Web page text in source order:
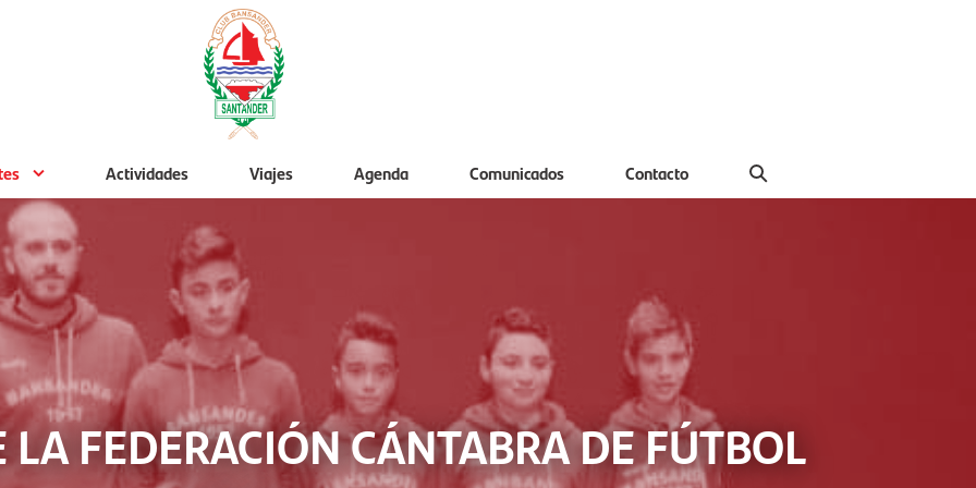
Actividades Viajes Agenda Comunicados Contacto
FEDERACIÓN CÁNTABRA DE FÚTBOL